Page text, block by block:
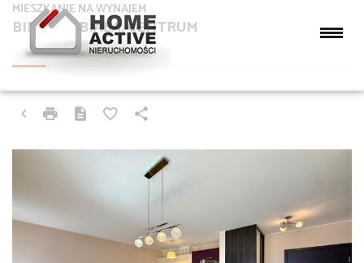
BIELSKO-BIAŁA, CENTRUM
MIESZKANIE NA WYNAJEM